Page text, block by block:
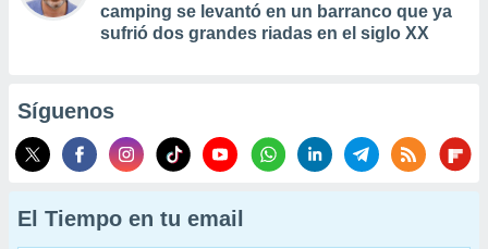
camping se levantó en un barranco que ya
sufrió dos grandes riadas en el siglo XX
Síguenos
El Tiempo en tu email